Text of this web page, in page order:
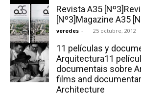
Revista A35
[Nº3]Magazine A35
veredes - 25 octubre, 2012
11 películas y
Arquitectura11
documentais sobre
films and
Architecture